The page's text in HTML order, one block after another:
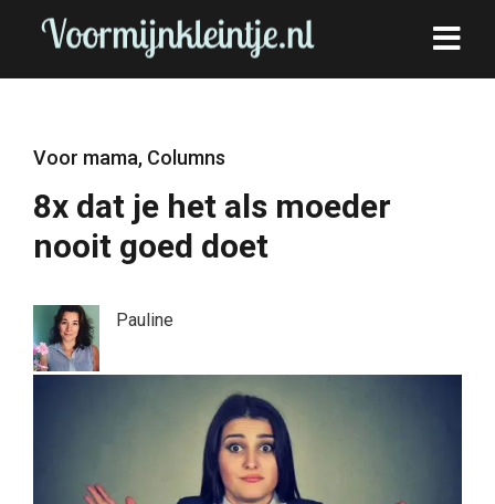
Voor mama, Columns
8x dat je het als moeder
nooit goed doet
Pauline